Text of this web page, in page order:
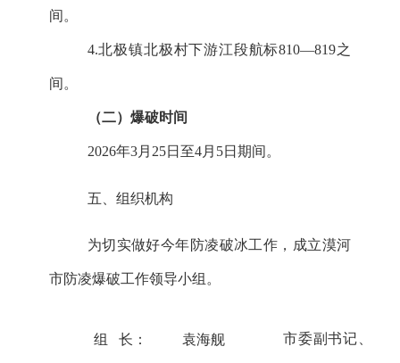
间。
4.北极镇北极村下游江段航标810—819之
间。
（二） 爆破时间
2026年3月25日至4月5日期间。
五 、组织机构
为切实做好今年防凌破冰工作，成立漠河
市防凌爆破工作领导小组。
组 长： 袁海舰 市委副书记、